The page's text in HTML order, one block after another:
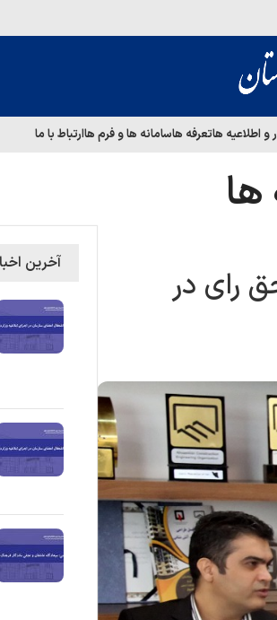
و اطلاعیه هاتعرفه هاسامانه ها و فرم هاارتباط با ما
ها
رای در
آخرین